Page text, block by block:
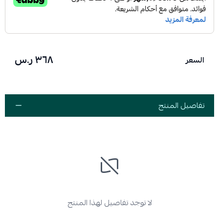
السعر ٣٦٨ ر.س
تفاصيل المنتج
لا توجد تفاصيل لهذا المنتج